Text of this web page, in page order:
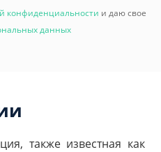
конфиденциальности и даю свое
данных
также известная как